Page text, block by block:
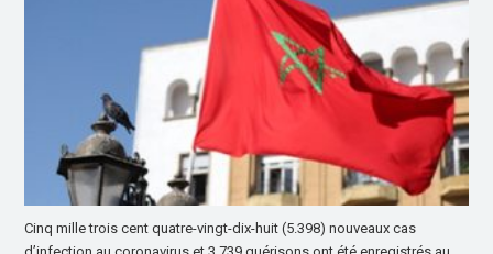
Cinq mille trois cent quatre-vingt-dix-huit (5.398) nouveaux cas